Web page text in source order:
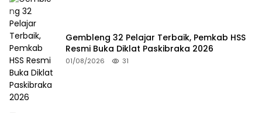
Gembleng 32 Pelajar Terbaik, Pemkab HSS
Resmi Buka Diklat Paskibraka 2026
01/08/2026 31